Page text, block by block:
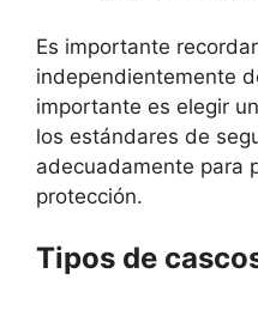
Es importante
independientemente
importante es elegir
los estándares de
adecuadamente para
protección.
Tipos de